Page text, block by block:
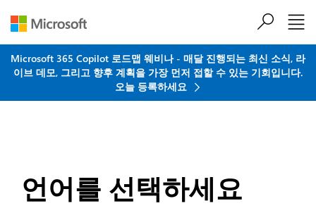
Microsoft 365 Copilot 로드맵 웨비나 - 매달 진행되는 최신 소식, 라
이브 데모, 그리고 향후 계획을 가장 먼저 접할 수 있는 기회입니다.
오늘 등록하세요
언어를 선택하세요